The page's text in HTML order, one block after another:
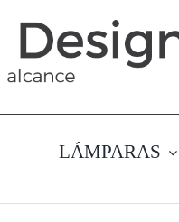
LÁMPARAS